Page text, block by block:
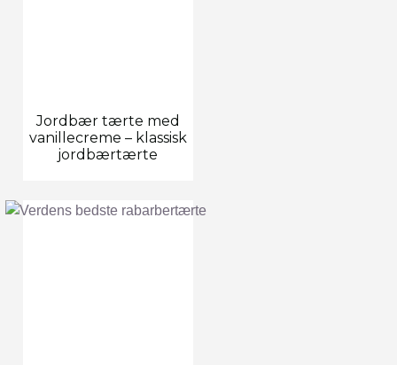
Jordbær tærte med
vanillecreme – klassisk
jordbærtærte